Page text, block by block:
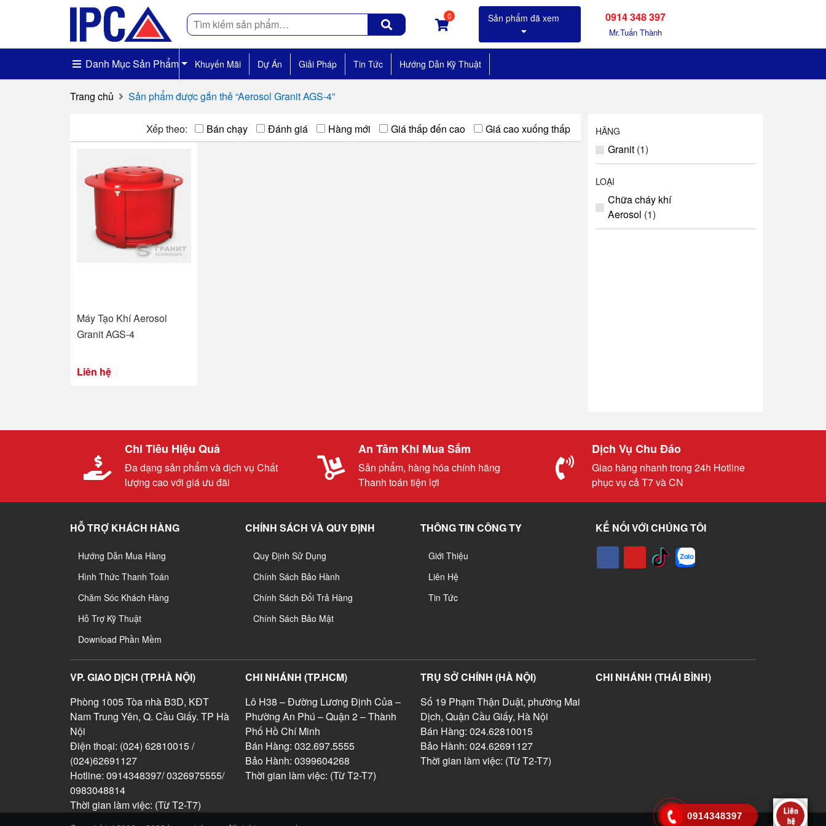
Tìm
kiếm
0 0914 348 397
Mr.Tuấn Thành
Danh Mục Sản Phẩm Khuyến Mãi Dự Án Giải Pháp Tin Tức Hướng Dẫn Kỹ Thuật
Trang chủ Sản phẩm được gắn thẻ “Aerosol Granit AGS-4”
Xếp theo: Bán chạy Đánh giá Hàng mới Giá thấp đến cao Giá cao xuống thấp
Máy Tạo Khí Aerosol
Granit AGS-4
Liên hệ
HÃNG
Granit (1)
LOẠI
Chữa cháy khí
Aerosol (1)
Chi Tiêu Hiệu Quả
Đa dạng sản phẩm và dịch vụ Chất
lượng cao với giá ưu đãi
An Tâm Khi Mua Sắm
Sản phẩm, hàng hóa chính hãng
Thanh toán tiện lợi
Dịch Vụ Chu Đáo
Giao hàng nhanh trong 24h Hotline
phục vụ cả T7 và CN
HỖ TRỢ KHÁCH HÀNG
Hướng Dẫn Mua Hàng
Hình Thức Thanh Toán
Chăm Sóc Khách Hàng
Hỗ Trợ Kỹ Thuật
Download Phần Mềm
CHÍNH SÁCH VÀ QUY ĐỊNH
Quy Định Sử Dụng
Chính Sách Bảo Hành
Chính Sách Đổi Trả Hàng
Chính Sách Bảo Mật
THÔNG TIN CÔNG TY
Giới Thiệu
Liên Hệ
Tin Tức
KẾ NỐI VỚI CHÚNG TÔI
VP. GIAO DỊCH (TP.HÀ NỘI)
Phòng 1005 Tòa nhà B3D, KĐT
Nam Trung Yên, Q. Cầu Giấy. TP Hà
Nội
Điện thoại: (024) 62810015 /
(024)62691127
Hotline: 0914348397/ 0326975555/
0983048814
Thời gian làm việc: (Từ T2-T7)
CHI NHÁNH (TP.HCM)
Lô H38 – Đường Lương Định Của –
Phường An Phú – Quận 2 – Thành
Phố Hồ Chí Minh
Bán Hàng: 032.697.5555
Bảo Hành: 0399604268
Thời gian làm việc: (Từ T2-T7)
TRỤ SỞ CHÍNH (HÀ NỘI)
Số 19 Phạm Thận Duật, phường Mai
Dịch, Quận Cầu Giấy, Hà Nội
Bán Hàng: 024.62810015
Bảo Hành: 024.62691127
Thời gian làm việc: (Từ T2-T7)
CHI NHÁNH (THÁI BÌNH)
0914348397